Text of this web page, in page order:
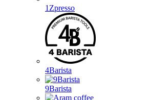
1Zpresso
4Barista
9Barista